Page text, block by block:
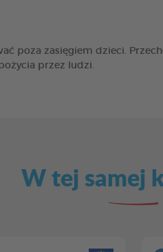
poza zasięgiem dzieci.
przez ludzi.
W tej samej